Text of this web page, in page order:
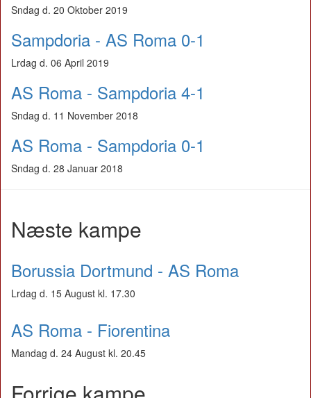
Sndag d. 20 Oktober 2019
Sampdoria - AS Roma 0-1
Lrdag d. 06 April 2019
AS Roma - Sampdoria 4-1
Sndag d. 11 November 2018
AS Roma - Sampdoria 0-1
Sndag d. 28 Januar 2018
Næste kampe
Borussia Dortmund - AS Roma
Lrdag d. 15 August kl. 17.30
AS Roma - Fiorentina
Mandag d. 24 August kl. 20.45